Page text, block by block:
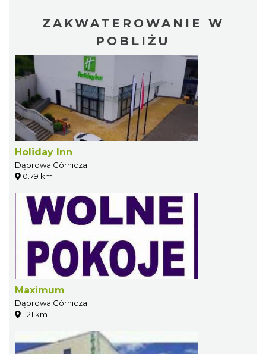
ZAKWATEROWANIE W
POBLIŻU
Holiday Inn
Dąbrowa Górnicza
0.79 km
Maximum
Dąbrowa Górnicza
1.21 km